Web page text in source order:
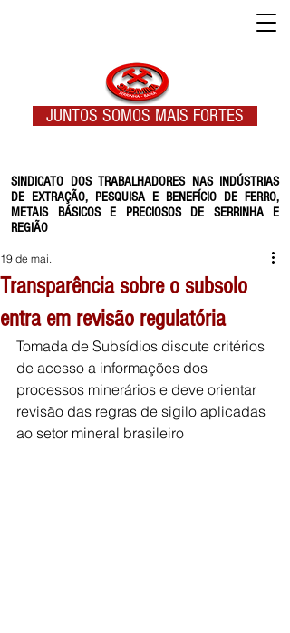
SINDICATO DOS TRABALHADORES NAS INDÚSTRIAS
DE EXTRAÇÃO, PESQUISA E BENEFÍCIO DE FERRO,
METAIS BÁSICOS E PRECIOSOS DE SERRINHA E
REGIÃO
JUNTOS SOMOS MAIS FORTES
Transparência sobre o subsolo
entra em revisão regulatória
19 de mai.
Tomada de Subsídios discute critérios
de acesso a informações dos
processos minerários e deve orientar
revisão das regras de sigilo aplicadas
ao setor mineral brasileiro